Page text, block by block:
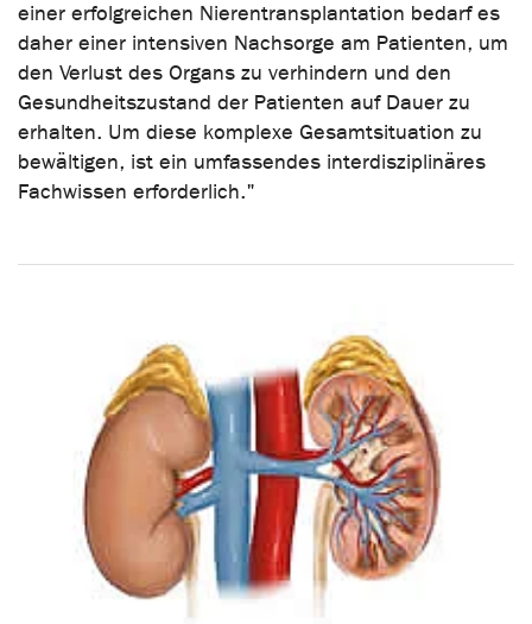
einer erfolgreichen Nierentransplantation bedarf es
daher einer intensiven Nachsorge am Patienten, um
den Verlust des Organs zu verhindern und den
Gesundheitszustand der Patienten auf Dauer zu
erhalten. Um diese komplexe Gesamtsituation zu
bewältigen, ist ein umfassendes interdisziplinäres
Fachwissen erforderlich."